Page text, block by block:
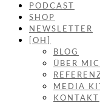
PODCAST
SHOP
NEWSLETTER
[OH]
BLOG
ÜBER
MEDIA
KONTAKT